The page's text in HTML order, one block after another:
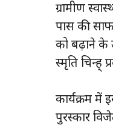
ग्रामीण
पास की साफ
को बढ़ाने के
स्मृति चिन्ह्
कार्यक्रम में
पुरस्कार